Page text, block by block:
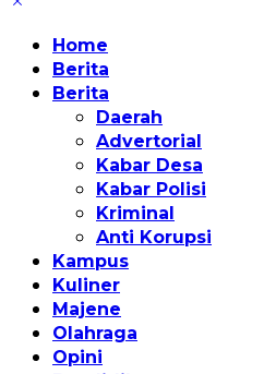
Home
Berita
Berita
Daerah
Advertorial
Kabar Desa
Kabar Polisi
Kriminal
Anti Korupsi
Kampus
Kuliner
Majene
Olahraga
Opini